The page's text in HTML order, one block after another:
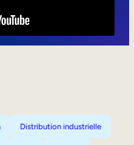
Distribution industrielle